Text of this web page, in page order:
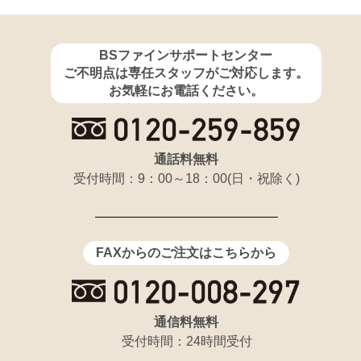
BSファインサポートセンター
ご不明点は専任スタッフがご対応します。
お気軽にお電話ください。
通話料無料
受付時間：9：00～18：00(日・祝除く)
FAXからのご注文はこちらから
通信料無料
受付時間：24時間受付